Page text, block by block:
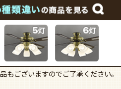
ございますのでご了承ください。